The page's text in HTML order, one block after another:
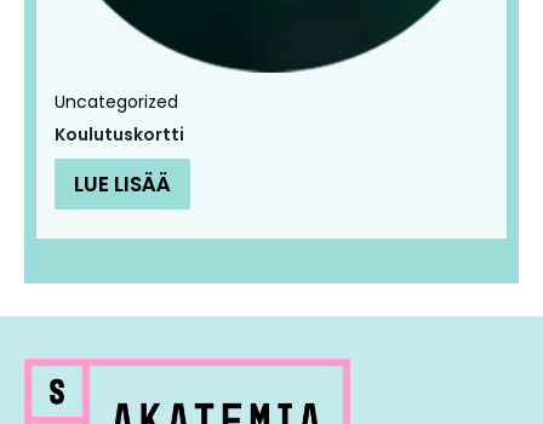
Uncategorized
Koulutuskortti
LUE LISÄÄ